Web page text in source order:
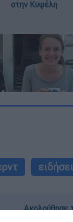
στην Κυψέλη
Ακολούθησε